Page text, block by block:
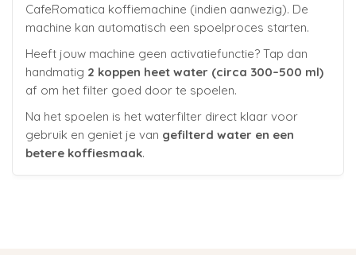
CafeRomatica koffiemachine (indien aanwezig). De
machine kan automatisch een spoelproces starten.
Heeft jouw machine geen activatiefunctie? Tap dan
handmatig 2 koppen heet water (circa 300–500 ml)
af om het filter goed door te spoelen.
Na het spoelen is het waterfilter direct klaar voor
gebruik en geniet je van gefilterd water en een
betere koffiesmaak.